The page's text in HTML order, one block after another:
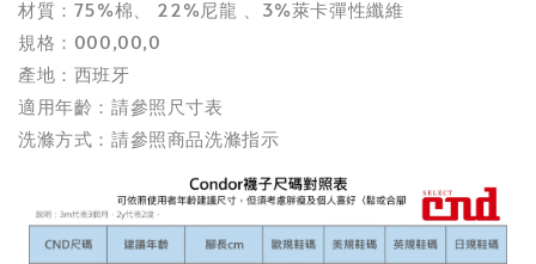
材質：75%棉、 22%尼龍 、3%萊卡彈性纖維
規格：000,00,0
產地：西班牙
適用年齡：請參照尺寸表
洗滌方式：請參照商品洗滌指示